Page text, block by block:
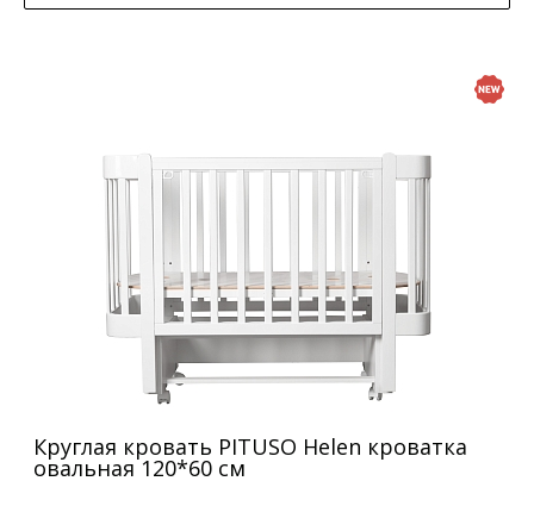
Круглая кровать PITUSO Helen кроватка
овальная 120*60 см